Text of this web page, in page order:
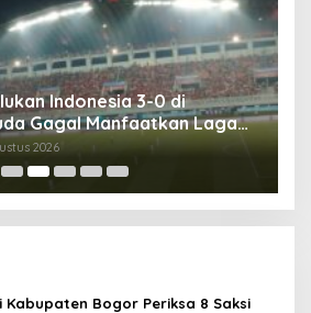
Indonesia 3-0 di
Gagal Manfaatkan Laga
2026
Kabupaten Bogor Periksa 8 Saksi